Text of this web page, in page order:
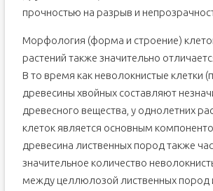
прочностью на разрыв и
Морфология (форма и строение)
растений также значительно
В то время как неволокнистые клетки
древесины хвойных составляют
древесного вещества, у однолетних
клеток является основным
древесина лиственных пород также
значительное количество
между целлюлозой лиственных пород